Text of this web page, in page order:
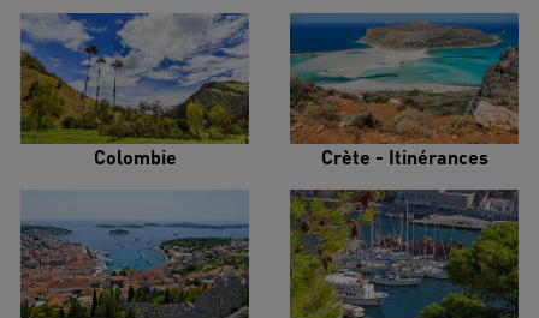
Colombie Crète - Itinérances